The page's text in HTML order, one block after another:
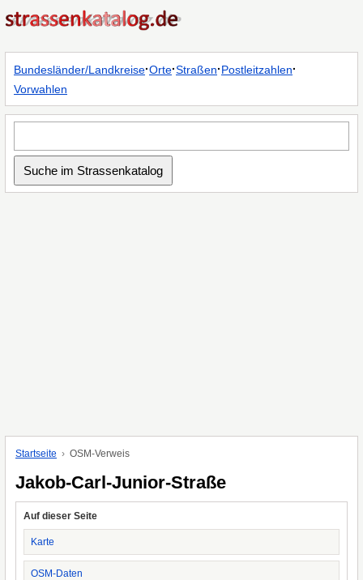
Bundesländer/Landkreise·Orte·Straßen·Postleitzahlen·
Vorwahlen
Startseite OSM-Verweis
Jakob-Carl-Junior-Straße
Auf dieser Seite
Karte
OSM-Daten